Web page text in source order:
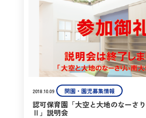
2018.10.09 開園・園児募集情報
認可保育園「大空と大地のなーさ
Ⅱ」説明会